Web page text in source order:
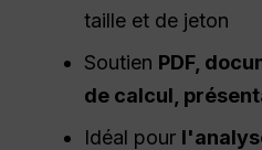
taille et de jeton
Soutien PDF,
de calcul,
Idéal pour